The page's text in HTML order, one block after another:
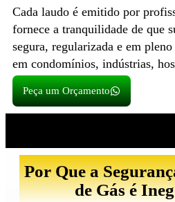
Cada laudo é emitido por
fornece a tranquilidade de que
segura, regularizada e em
em condomínios, indústrias,
Peça um Orçamento
Por Que a
de Gás é